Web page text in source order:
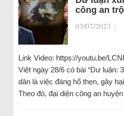
công an
03/07/2023 |
Link Video: https://youtu.be/
Việt ngày 28/6 có bài “Dư luận:
dân là việc đáng hổ thẹn, gây
Theo đó, đại diện công an